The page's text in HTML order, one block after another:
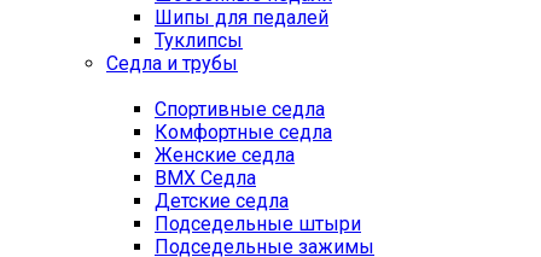
Шипы для педалей
Туклипсы
Седла и трубы
Спортивные седла
Комфортные седла
Женские седла
BMX Седла
Детские седла
Подседельные штыри
Подседельные зажимы